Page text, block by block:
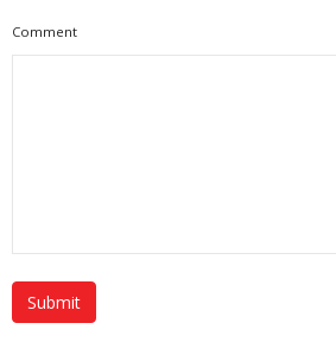
Comment